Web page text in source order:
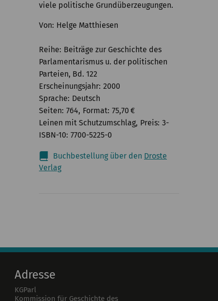
viele politische Grundüberzeugungen.
Von Helge Matthiesen
Reihe Beiträge zur Geschichte des
Parlamentarismus u. der politischen
Parteien, Bd. 122
Erscheinungsjahr 2000
Sprache Deutsch
Seiten 764 Format
Leinen mit Schutzumschlag Preis
75,70 €
ISBN-10
3-
7700-5225-0
Buchbestellung über den Droste
Verlag
Adresse
KGParl
Kommission für Geschichte des